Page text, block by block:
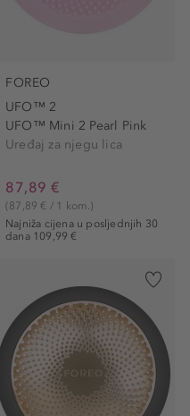
FOREO
UFO™ 2
UFO™ Mini 2 Pearl Pink
Uređaj za njegu lica
87,89 €
Najniža cijena u posljednjih 30
dana 109,99 €
(87,89 € / 1 kom.)